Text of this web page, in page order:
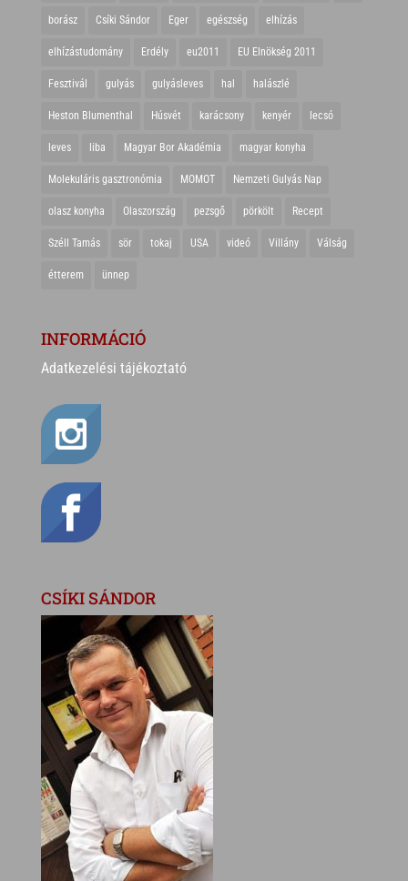
borász Csíki Sándor Eger egészség elhízás
elhízástudomány Erdély eu2011 EU Elnökség 2011
Fesztivál gulyás gulyásleves hal halászlé
Heston Blumenthal Húsvét karácsony kenyér lecsó
leves liba Magyar Bor Akadémia magyar konyha
Molekuláris gasztronómia MOMOT Nemzeti Gulyás Nap
olasz konyha Olaszország pezsgő pörkölt Recept
Széll Tamás sör tokaj USA videó Villány Válság
étterem ünnep
INFORMÁCIÓ
Adatkezelési tájékoztató
CSÍKI SÁNDOR